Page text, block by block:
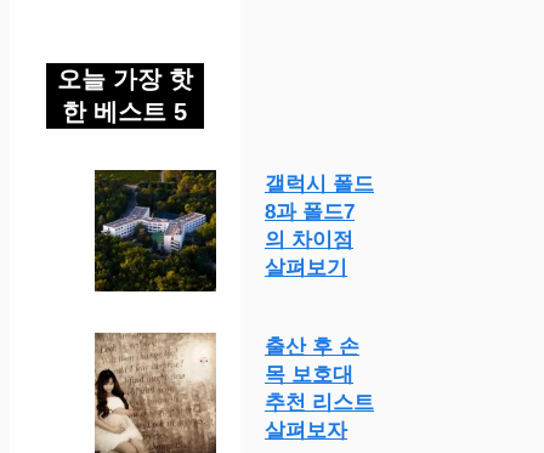
오늘 가장 핫
한 베스트 5
갤럭시 폴드
8과 폴드7
의 차이점
살펴보기
출산 후 손
목 보호대
추천 리스트
살펴보자